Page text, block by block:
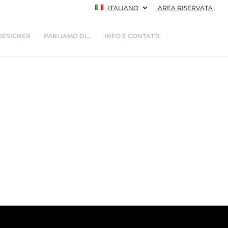
ITALIANO AREA RISERVATA
PARLIAMO DI… INFO E CONTATTI